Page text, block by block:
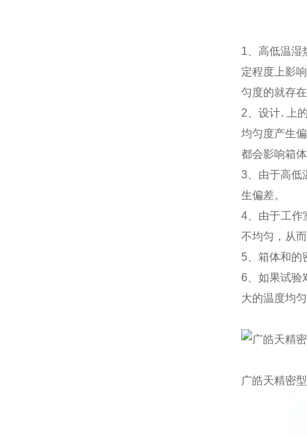
1、高低温湿
定程度上影
匀度的就存
2、设计. 上
均匀度产生
都会影响箱
3、由于高低
生偏差。
4、由于工作
不均匀，从
5、箱体和的
6、如果试验
大的温度均
广皓天精密